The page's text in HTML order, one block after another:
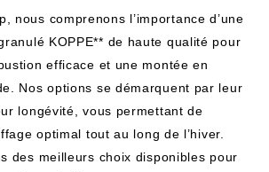
nous comprenons l’importance d’une
KOPPE** de haute qualité pour
efficace et une montée en
Nos options se démarquent par leur
longévité, vous permettant de
optimal tout au long de l’hiver.
des meilleurs choix disponibles pour